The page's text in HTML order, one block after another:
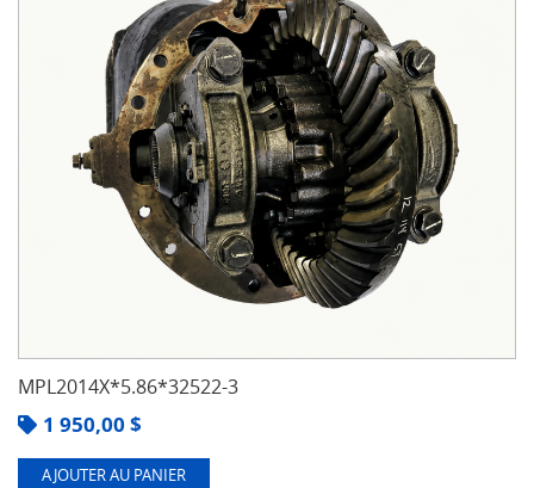
MPL2014X*5.86*32522-3
1 950,00 $
AJOUTER AU PANIER